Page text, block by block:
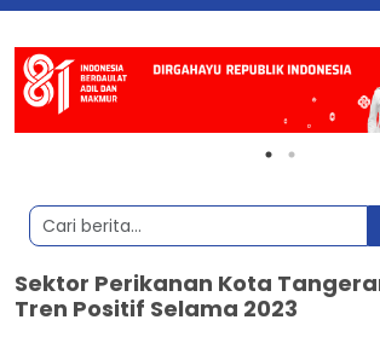
Sektor Perikanan Kota
Tren Positif Selama 2023